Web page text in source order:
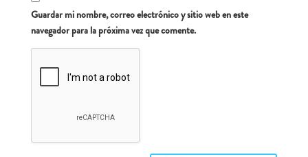
Guardar mi nombre, correo electrónico y sitio web en este
navegador para la próxima vez que comente.